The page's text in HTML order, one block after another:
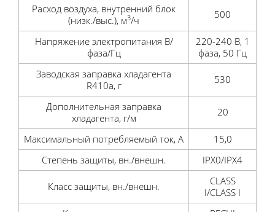
Расход воздуха, внутренний блок
(низк./выс.), м3/ч 500
Напряжение электропитания В/
фаза/Гц
220-240 В, 1
фаза, 50 Гц
Заводская заправка хладагента
R410a, г
530
Дополнительная заправка
хладагента, г/м
20
Максимальный потребляемый ток, А
15,0
Степень защиты, вн./внешн.
IPX0/IPX4
Класс защиты, вн./внешн.
CLASS
I/CLASS I